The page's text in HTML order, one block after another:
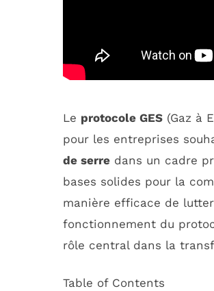
Le protocole GES (Gaz à
pour les entreprises
de serre dans un cadre
bases solides pour la
manière efficace de
fonctionnement du
rôle central dans la
Table of Contents